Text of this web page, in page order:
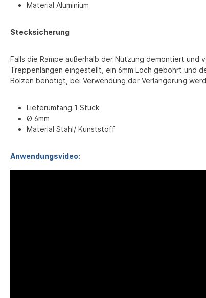
Material Aluminium
Stecksicherung
Falls die Rampe außerhalb der Nutzung demontiert
Treppenlängen eingestellt, ein 6mm Loch gebohrt und
Bolzen benötigt, bei Verwendung der Verlängerung
Lieferumfang 1 Stück
Ø 6mm
Material Stahl/ Kunststoff
Anwendungsvideo: